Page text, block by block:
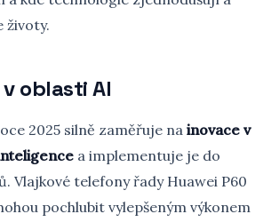
životy.
oblasti AI
2025 silně zaměřuje na inovace v
a implementuje je do
Vlajkové telefony řady Huawei P60
pochlubit vylepšeným výkonem